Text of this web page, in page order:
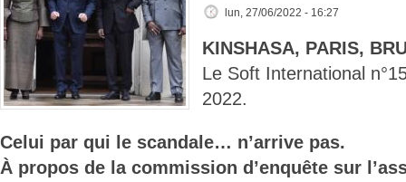
lun, 27/06/2022 - 16:27
KINSHASA, PARIS,
Le Soft International
2022.
Celui par qui le scandale… n’arrive pas.
À propos de la commission d’enquête sur